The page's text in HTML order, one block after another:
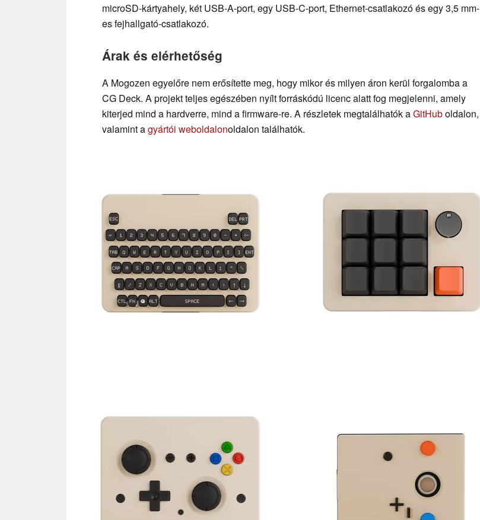
microSD-kártyahely, két USB-A-port, egy USB-C-port, Ethernet-csatlakozó és egy 3,5 mm-
es fejhallgató-csatlakozó.
Árak és elérhetőség
A Mogozen egyelőre nem erősítette meg, hogy mikor és milyen áron kerül forgalomba a
CG Deck. A projekt teljes egészében nyílt forráskódú licenc alatt fog megjelenni, amely
kiterjed mind a hardverre, mind a firmware-re. A részletek megtalálhatók aGitHuboldalon,
valamint agyártói weboldalonoldalon találhatók.